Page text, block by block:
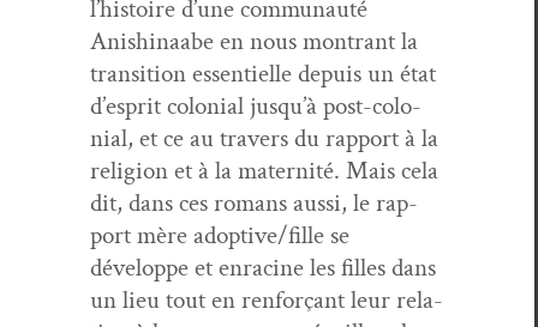
l’histoire d’une com­mu­nauté
Anishi­naabe en nous mon­trant la
tran­si­tion essen­tielle depuis un état
d’esprit colo­nial jusqu’à post-colo­
nial, et ce au tra­vers du rap­port à la
reli­gion et à la mater­nité. Mais cela
dit, dans ces romans aus­si, le rap­
port mère adoptive/fille se
développe et enracine les filles dans
un lieu tout en ren­forçant leur rela­